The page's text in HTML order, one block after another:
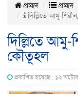
প্রচ্ছদ
প্রচ্ছদ
দিল্লিতে আমু-
দিল্লিতে আমু-
কৌতূহল
প্রকাশিত হয়েছে : ১২